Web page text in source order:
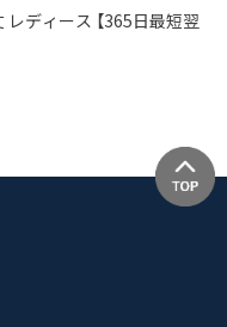
ディース 【365日最短翌